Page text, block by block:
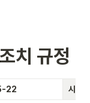
치 규정
22 시행일